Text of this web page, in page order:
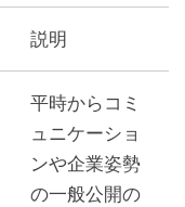
説明
平時からコミ
ュニケーショ
ンや企業姿勢
の一般公開の